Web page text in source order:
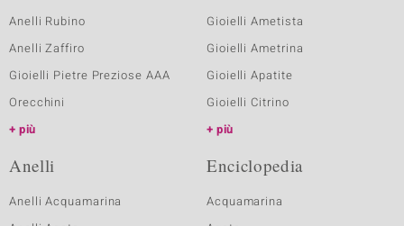
Anelli Rubino
Anelli Zaffiro
Gioielli Pietre Preziose AAA
Orecchini
più
Gioielli Ametista
Gioielli Ametrina
Gioielli Apatite
Gioielli Citrino
più
Anelli
Anelli Acquamarina
Enciclopedia
Acquamarina